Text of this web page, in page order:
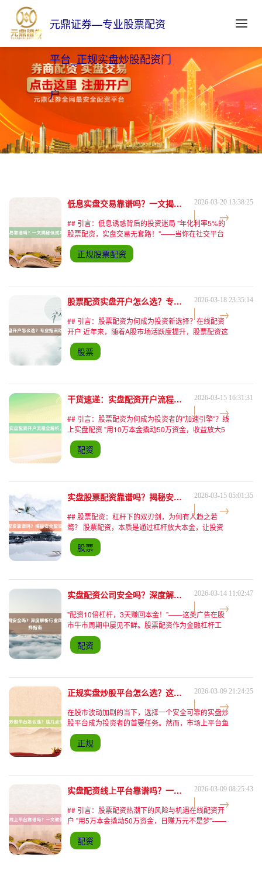
元鼎证券—专业股票配资
平台_正规实盘炒股配资门
户
低息实盘交易靠谱吗？一文揭秘低成本投资真相！ 2026-03-20 13:38:25
## 引言：低息诱惑背后的投资迷局 "年化利率5%的
股票配资，实盘交易无套路！"——当你在社交平台
刷到这样的广告时，是否会心动？在A股市场持续活
跃的当下，低成本杠杆交易成为许多投资者关注的焦
点。但低息
正规股票配资
股票配资实盘开户怎么选？专业指南助你轻松入门 2026-03-18 23:35:14
## 引言：股票配资为何成为投资新选择？在线配资
开户 近年来，随着A股市场活跃度提升，股票配资这
一加杠杆投资方式逐渐进入大众视野。据中国证券业
协会2023年三季度数据显示，个人投资者参与配资
交易的比例
股票
干货速递：实盘配资开户流程全解析，新手必看！ 2026-03-15 16:31:31
## 引言：股票配资为何成为投资者的"加速引擎"？线
上实盘配资 "用10万本金撬动50万资金，收益放大5
倍！"——这类广告词让许多投资者对股票配资心动
不已。作为金融市场中常见的杠杆工具，股票配资通
过向
配资
实盘股票配资靠谱吗？揭秘安全配资核心要点 2026-03-15 05:01:35
## 股票配资：杠杆下的双刃剑，为何有人趋之若
鹜？ 股票配资，本质是通过杠杆放大本金，让投资
者以更少的资金参与更大规模的交易。例如，1:5的
配资比例意味着1万元本金可操作5万元市值，盈利或
亏损均按5万
股票
实盘配资公司安全吗？深度解析行业风险与安全选择指南 2026-03-14 11:02:47
"配资10倍杠杆，3天赚回本金！"——这类广告在股
市牛市周期中屡见不鲜。股票配资作为金融杠杆工
具，既能放大收益也可能加速亏损，而实盘配资公司
的安全性更是投资者最关心的核心问题。本文结合
2023年最新行
配资
正规实盘炒股平台怎么选？这几点助你避坑！ 2026-03-09 21:24:25
在股市波动加剧的当下，选择一个安全可靠的实盘炒
股平台成为投资者的首要任务。然而，市场上平台鱼
龙混杂，部分不法分子利用"股票配资""杠杆交易"等
噱头设下陷阱，导致投资者血本无归。本文结合行业
最新动态与独
正规
实盘配资线上平台靠谱吗？一文教你如何选！ 2026-03-09 08:25:43
## 引言：股票配资热潮下的风险与机遇在线配资开
户 "用5万本金撬动50万资金，日赚万元不是梦"——
这类股票配资广告近年来频繁出现在投资者视野中。
据中国证券业协会最新数据显示，2023年Q2全国股
票配
配资